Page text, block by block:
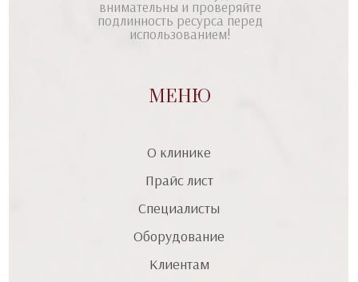
внимательны и проверяйте
подлинность ресурса перед
использованием!
Прайс лист
Оборудование
Клиентам
Специалисты
МЕНЮ
О клинике